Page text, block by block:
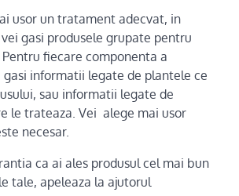
usor un tratament adecvat, in
gasi produsele grupate pentru
fiecare componenta a
informatii legate de plantele ce
sau informatii legate de
le trateaza. Vei alege mai usor
necesar.
ca ai ales produsul cel mai bun
tale, apeleaza la ajutorul